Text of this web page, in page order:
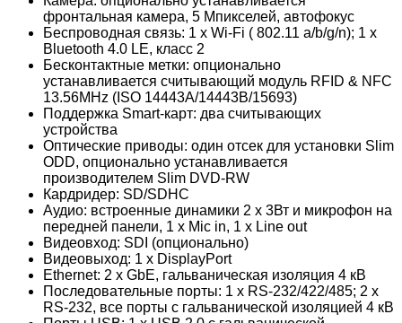
фронтальная камера, 5 Мпикселей, автофокус
Беспроводная связь: 1 x Wi-Fi ( 802.11 a/b/g/n); 1 x
Bluetooth 4.0 LE, класс 2
Бесконтактные метки: опционально
устанавливается считывающий модуль RFID & NFC
13.56MHz (ISO 14443A/14443B/15693)
Поддержка Smart-карт: два считывающих
устройства
Оптические приводы: один отсек для установки Slim
ODD, опционально устанавливается
производителем Slim DVD-RW
Кардридер: SD/SDHC
Аудио: встроенные динамики 2 x 3Вт и микрофон на
передней панели, 1 x Mic in, 1 x Line out
Видеовход: SDI (опционально)
Видеовыход: 1 x DisplayPort
Ethernet: 2 x GbE, гальваническая изоляция 4 кВ
Последовательные порты: 1 x RS-232/422/485; 2 x
RS-232, все порты с гальванической изоляцией 4 кВ